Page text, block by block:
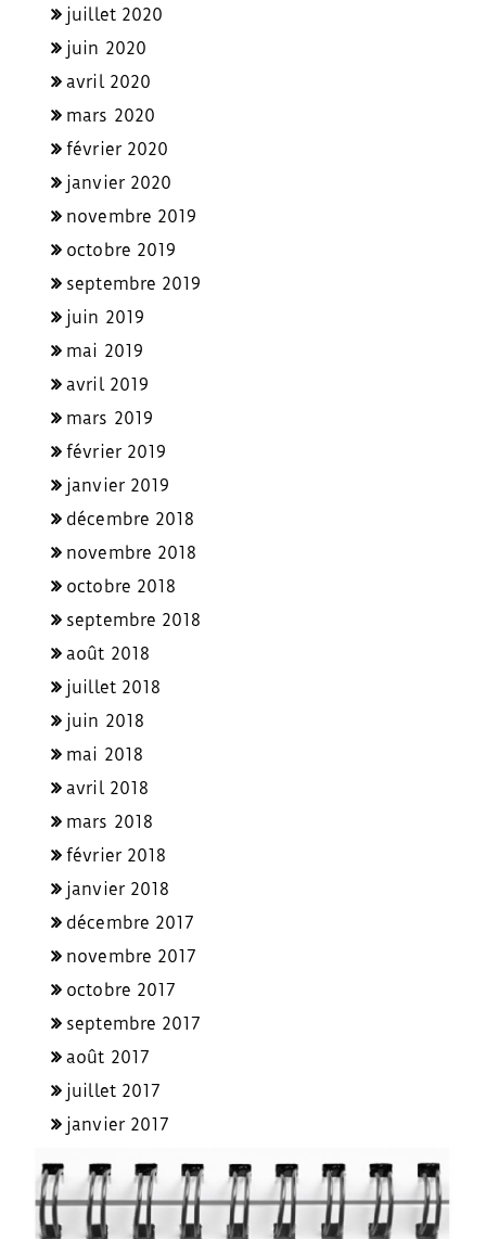
juillet 2020
juin 2020
avril 2020
mars 2020
février 2020
janvier 2020
novembre 2019
octobre 2019
septembre 2019
juin 2019
mai 2019
avril 2019
mars 2019
février 2019
janvier 2019
décembre 2018
novembre 2018
octobre 2018
septembre 2018
août 2018
juillet 2018
juin 2018
mai 2018
avril 2018
mars 2018
février 2018
janvier 2018
décembre 2017
novembre 2017
octobre 2017
septembre 2017
août 2017
juillet 2017
janvier 2017